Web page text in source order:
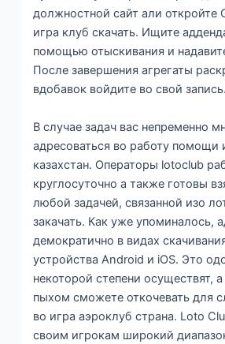
должностной сайт али откройте
игра клуб скачать. Ищите
помощью отыскивания и
После завершения агрегаты
вдобавок войдите во свой запись.
В случае задач вас непременно
адресоваться во работу помощи
казахстан. Операторы lotoclub
круглосуточно а также готовы
любой задачей, связанной изо
закачать. Как уже упоминалось,
демократично в видах
устройства Android и iOS. Это
некоторой степени осуществят,
пыхом сможете откочевать для
во игра аэроклуб страна. Loto
своим игрокам широкий